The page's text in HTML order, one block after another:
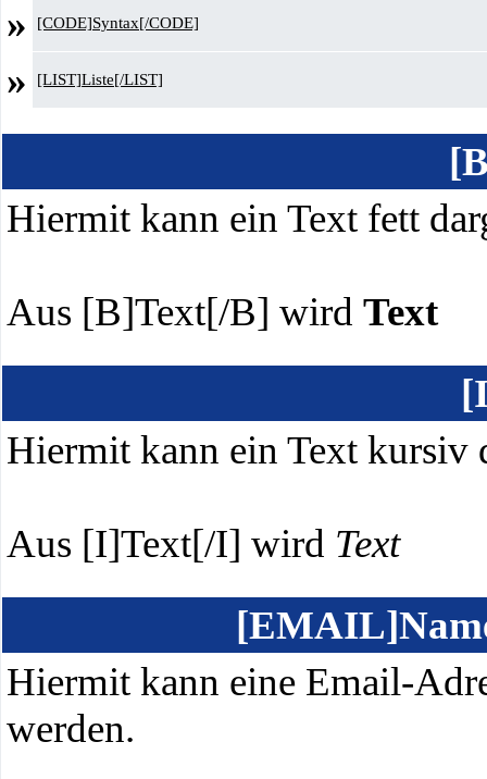
» [CODE]Syntax[/CODE]
» [LIST]Liste[/LIST]
Hiermit kann ein Text fett
Aus [B]Text[/B] wird Text
Hiermit kann ein Text kursiv
Aus [I]Text[/I] wird Text
Hiermit kann eine Email-
werden.